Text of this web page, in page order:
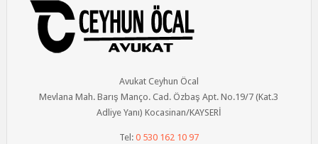
Avukat Ceyhun Öcal
Mevlana Mah. Barış Manço. Cad. Özbaş Apt. No.19/7 (Kat.3
Adliye Yanı) Kocasinan/KAYSERİ
Tel: 0 530 162 10 97